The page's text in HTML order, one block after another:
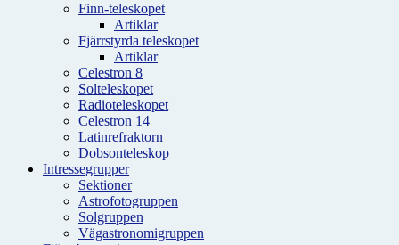
Finn-teleskopet
Artiklar
Fjärrstyrda teleskopet
Artiklar
Celestron 8
Solteleskopet
Radioteleskopet
Celestron 14
Latinrefraktorn
Dobsonteleskop
Intressegrupper
Sektioner
Astrofotogruppen
Solgruppen
Vägastronomigruppen